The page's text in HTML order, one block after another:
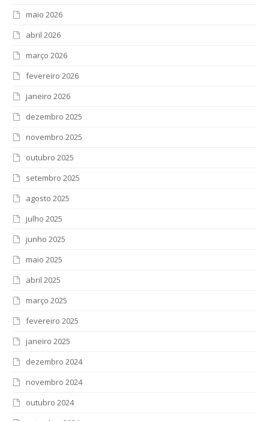
maio 2026
abril 2026
março 2026
fevereiro 2026
janeiro 2026
dezembro 2025
novembro 2025
outubro 2025
setembro 2025
agosto 2025
julho 2025
junho 2025
maio 2025
abril 2025
março 2025
fevereiro 2025
janeiro 2025
dezembro 2024
novembro 2024
outubro 2024